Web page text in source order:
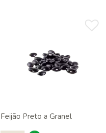
Feijão Preto a Granel